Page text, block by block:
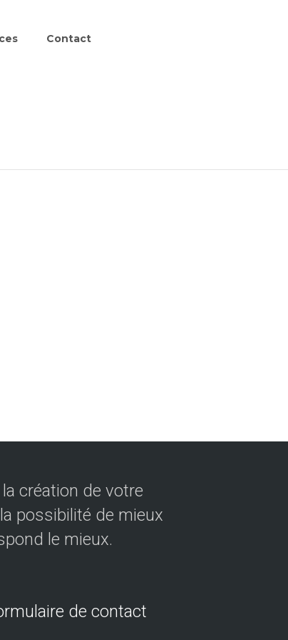
Contact
création de votre
possibilité de mieux
le mieux.
de contact